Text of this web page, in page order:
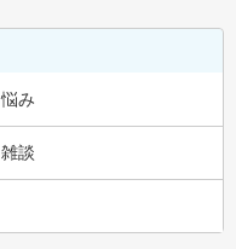
悩み
雑談